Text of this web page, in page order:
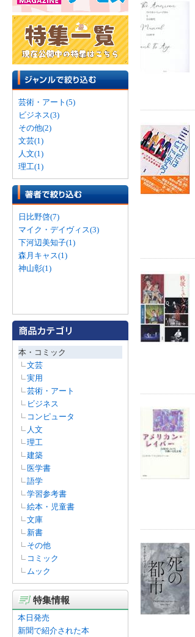
芸術・アート(5)
ビジネス(3)
その他(2)
文芸(1)
人文(1)
理工(1)
日比野啓(7)
マイク・デイヴィス(3)
下河辺美知子(1)
森月キャス(1)
神山彰(1)
本・コミック
文芸
実用
芸術・アート
ビジネス
コンピュータ
人文
理工
建築
医学書
語学
学習参考書
絵本・児童書
文庫
新書
その他
コミック
ムック
特集情報
本日発売
新聞で紹介された本